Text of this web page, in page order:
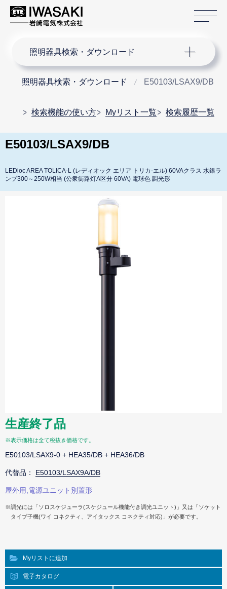
照明器具検索・ダウンロード
照明器具検索・ダウンロード E50103/LSAX9/DB
検索機能の使い方 Myリスト一覧 検索履歴一覧
E50103/LSAX9/DB
LEDioc AREA TOLICA-L (レディオック エリア トリカ-エル) 60VAクラス 水銀ラ
ンプ300～250W相当 (公衆街路灯A区分 60VA) 電球色 調光形
生産終了品
※表示価格は全て税抜き価格です。
E50103/LSAX9-0 + HEA35/DB + HEA36/DB
代替品： E50103/LSAX9A/DB
屋外用,電源ユニット別置形
※調光には「ソロスケジューラ(スケジュール機能付き調光ユニット)」又は「ソケット
タイプ子機(ワイ コネクティ、アイタックス コネクティ対応)」が必要です。
Myリストに追加
電子カタログ